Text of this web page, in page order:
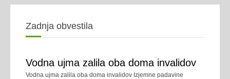
Zadnja obvestila
Vodna ujma zalila oba doma invalidov
Vodna ujma zalila oba doma invalidov Izjemne padavine